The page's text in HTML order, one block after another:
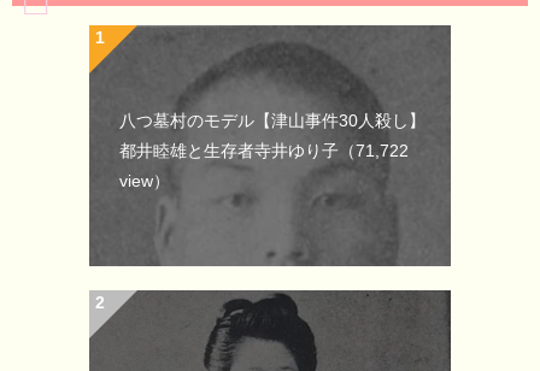
八つ墓村のモデル【津山事件30人殺し】
都井睦雄と生存者寺井ゆり子 （71,722
view）